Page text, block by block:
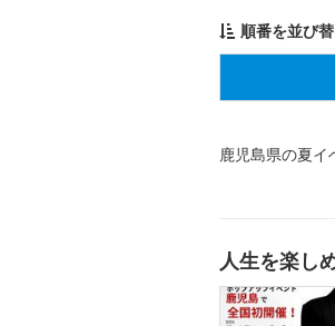
順番を並び
鹿児島県の夏イ
人生を楽し